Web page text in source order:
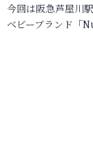
今回は阪急芦屋川
ベビーブランド「